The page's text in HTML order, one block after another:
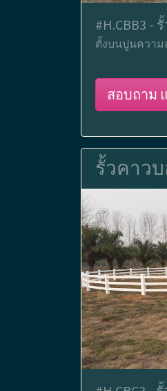
#H.CBB3 -
ตั้งบนปูนความ
สอบถาม
รั้วคาว